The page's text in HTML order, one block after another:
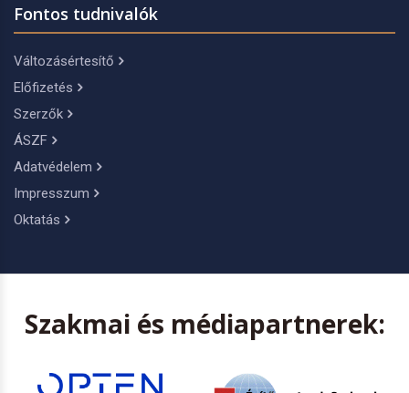
Fontos tudnivalók
Változásértesítő
Előfizetés
Szerzők
ÁSZF
Adatvédelem
Impresszum
Oktatás
Szakmai és médiapartnerek: